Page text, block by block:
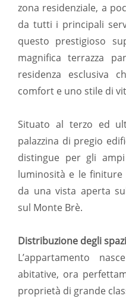
zona residenziale, a
da tutti i principali
questo prestigioso
magnifica terrazza
residenza esclusiva
comfort e uno stile di
Situato al terzo ed
palazzina di pregio
distingue per gli
luminosità e le
da una vista aperta
sul Monte Brè.
Distribuzione degli
L’appartamento
abitative, ora
proprietà di grande